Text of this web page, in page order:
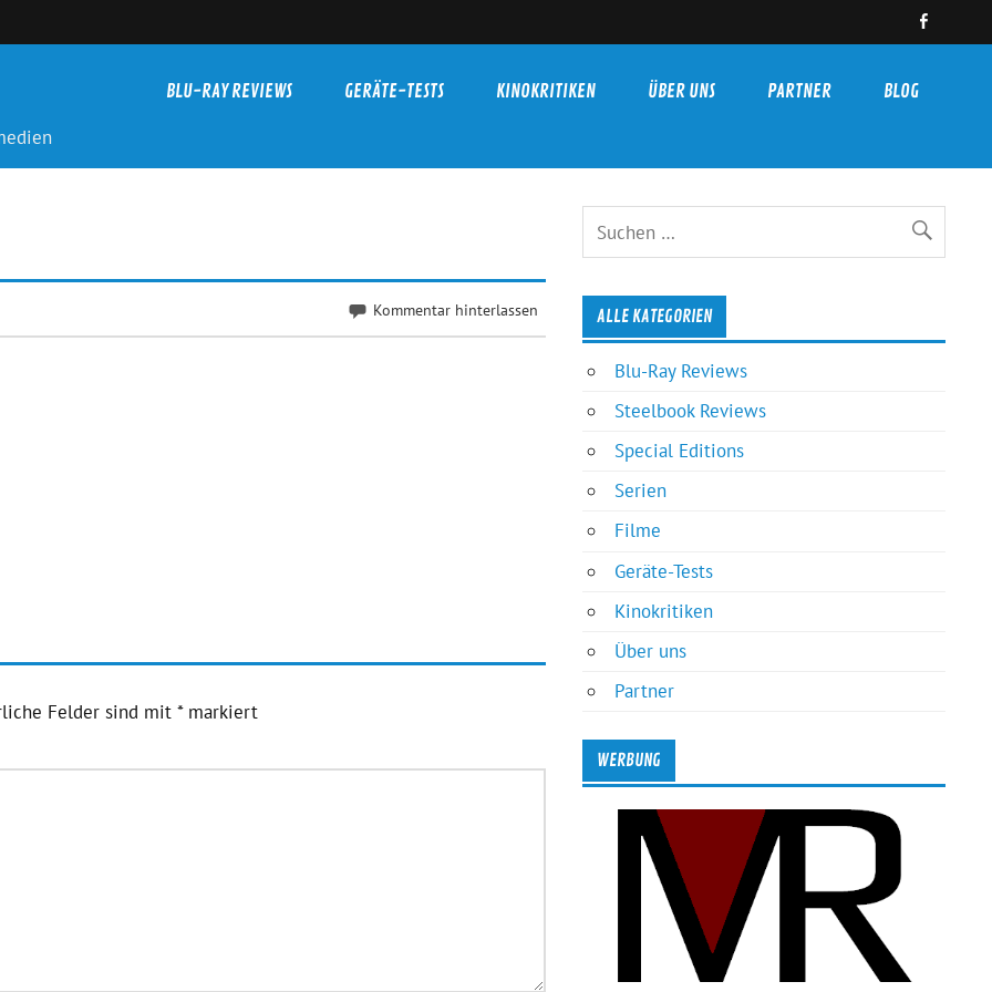
BLU-RAY REVIEWS GERÄTE-TESTS KINOKRITIKEN ÜBER UNS PARTNER BLOG
Kommentar hinterlassen
Felder sind mit *markiert
ALLE KATEGORIEN
Blu-Ray Reviews
Steelbook Reviews
Special Editions
Serien
Filme
Geräte-Tests
Kinokritiken
Über uns
Partner
WERBUNG